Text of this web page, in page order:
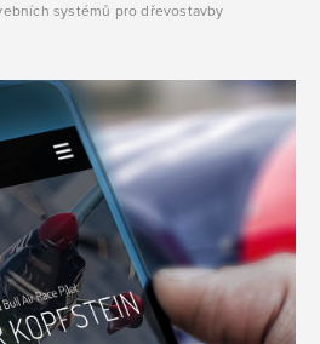
systémů pro dřevostavby